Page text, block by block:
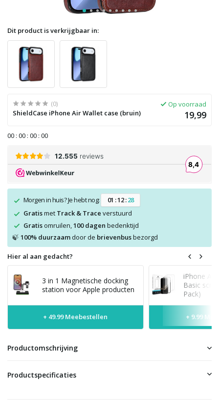
Dit product is verkrijgbaar in:
(0)
ShieldCase iPhone Air Wallet case (bruin)
Op voorraad
19,99
00 : 00 : 00 : 00
Morgen in huis? Je hebt nog: 01 :12:27
Gratismet Track & Trace verstuurd
Gratisomruilen, 100 dagen bedenktijd
🍃 100% duurzaamdoor de brievenbusbezorgd
Hier al aan gedacht?
3 in 1 Magnetische docking
station voor Apple producten
+ 49.99 Meebestellen
iPhone Air
Basic
Pack)
+ 9.99
Productomschrijving
Productspecificaties